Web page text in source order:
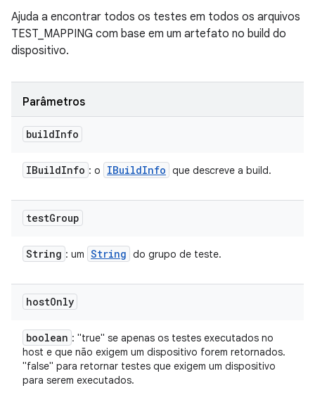
Ajuda a encontrar todos os testes em todos os arquivos
TEST_MAPPING com base em um artefato no build do
dispositivo.
Parâmetros
buildInfo
IBuildInfo : o IBuildInfo que descreve a build.
testGroup
String : um String do grupo de teste.
hostOnly
boolean : "true" se apenas os testes executados no
host e que não exigem um dispositivo forem retornados.
"false" para retornar testes que exigem um dispositivo
para serem executados.